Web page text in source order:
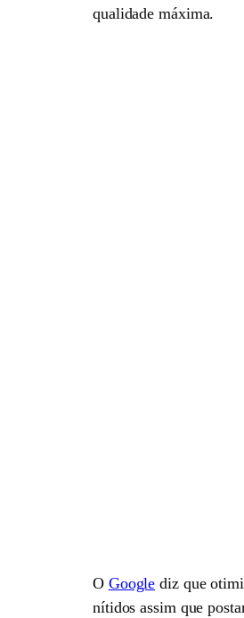
qualidade máxima.
O Google diz que
nítidos assim que